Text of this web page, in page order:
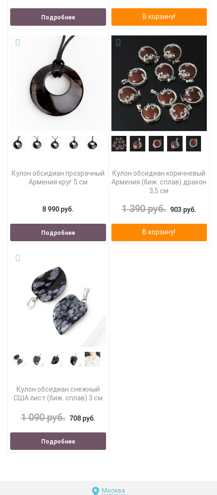
Подробнее В корзину!
Кулон обсидиан прозрачный
Армения круг 5 см
8 990 руб.
Подробнее
Кулон обсидиан коричневый
Армения (биж. сплав) дракон
3,5 см
1 390 руб. 903 руб.
В корзину!
Кулон обсидиан снежный
США лист (биж. сплав) 3 см
1 090 руб. 708 руб.
Подробнее
Москва